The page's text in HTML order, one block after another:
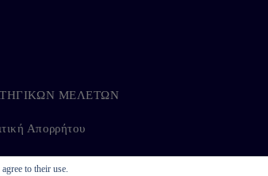
to their use.
ΜΕΛΕΤΩΝ
Απορρήτου